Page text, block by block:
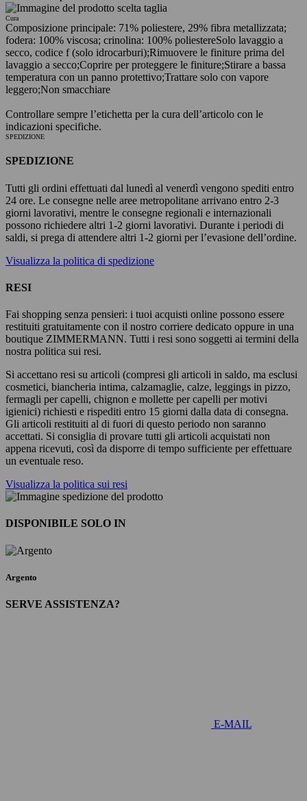
Cura
Composizione principale: 71% poliestere, 29% fibra metallizzata;
fodera: 100% viscosa; crinolina: 100% poliestereSolo lavaggio a
secco, codice f (solo idrocarburi);Rimuovere le finiture prima del
lavaggio a secco;Coprire per proteggere le finiture;Stirare a bassa
temperatura con un panno protettivo;Trattare solo con vapore
leggero;Non smacchiare
Controllare sempre l’etichetta per la cura dell’articolo con le
indicazioni specifiche.
SPEDIZIONE
SPEDIZIONE
Tutti gli ordini effettuati dal lunedì al venerdì vengono spediti entro
24 ore. Le consegne nelle aree metropolitane arrivano entro 2-3
giorni lavorativi, mentre le consegne regionali e internazionali
possono richiedere altri 1-2 giorni lavorativi. Durante i periodi di
saldi, si prega di attendere altri 1-2 giorni per l’evasione dell’ordine.
Visualizza la politica di spedizione
RESI
Fai shopping senza pensieri: i tuoi acquisti online possono essere
restituiti gratuitamente con il nostro corriere dedicato oppure in una
boutique ZIMMERMANN. Tutti i resi sono soggetti ai termini della
nostra politica sui resi.
Si accettano resi su articoli (compresi gli articoli in saldo, ma esclusi
cosmetici, biancheria intima, calzamaglie, calze, leggings in pizzo,
fermagli per capelli, chignon e mollette per capelli per motivi
igienici) richiesti e rispediti entro 15 giorni dalla data di consegna.
Gli articoli restituiti al di fuori di questo periodo non saranno
accettati. Si consiglia di provare tutti gli articoli acquistati non
appena ricevuti, così da disporre di tempo sufficiente per effettuare
un eventuale reso.
Visualizza la politica sui resi
DISPONIBILE SOLO IN
Argento
SERVE ASSISTENZA?
E-MAIL